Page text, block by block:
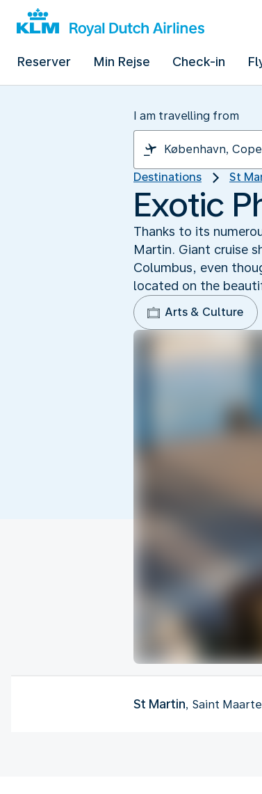
Reserver Min Rejse Check-in
I am travelling from
Destinations St
Exotic
Thanks to its
Martin. Giant cruise
Columbus, even
located on the
Arts & Culture
St Martin, Saint